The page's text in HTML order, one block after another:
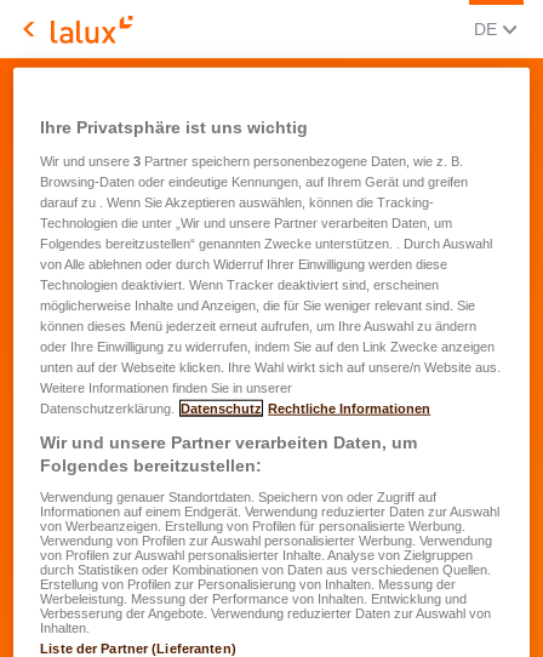
LALUX Assurances
DE
Danke
Ihre Privatsphäre ist uns wichtig
Wir und unsere3 Partner speichern personenbezogene Daten, wie z. B.
Browsing-Daten oder eindeutige Kennungen, auf Ihrem Gerät und greifen
darauf zu . Wenn Sie Akzeptieren auswählen, können die Tracking-
Technologien die unter „Wir und unsere Partner verarbeiten Daten, um
Folgendes bereitzustellen“ genannten Zwecke unterstützen. . Durch Auswahl
von Alle ablehnen oder durch Widerruf Ihrer Einwilligung werden diese
Technologien deaktiviert. Wenn Tracker deaktiviert sind, erscheinen
möglicherweise Inhalte und Anzeigen, die für Sie weniger relevant sind. Sie
können dieses Menü jederzeit erneut aufrufen, um Ihre Auswahl zu ändern
oder Ihre Einwilligung zu widerrufen, indem Sie auf den Link Zwecke anzeigen
unten auf der Webseite klicken. Ihre Wahl wirkt sich auf unsere/n Website aus.
Weitere Informationen finden Sie in unserer
Datenschutzerklärung.
Datenschutz Rechtliche Informationen
Wir und unsere Partner verarbeiten Daten, um
Folgendes bereitzustellen:
Verwendung genauer Standortdaten. Speichern von oder Zugriff auf
Informationen auf einem Endgerät. Verwendung reduzierter Daten zur Auswahl
von Werbeanzeigen. Erstellung von Profilen für personalisierte Werbung.
Verwendung von Profilen zur Auswahl personalisierter Werbung. Verwendung
von Profilen zur Auswahl personalisierter Inhalte. Analyse von Zielgruppen
durch Statistiken oder Kombinationen von Daten aus verschiedenen Quellen.
Erstellung von Profilen zur Personalisierung von Inhalten. Messung der
Werbeleistung. Messung der Performance von Inhalten. Entwicklung und
Verbesserung der Angebote. Verwendung reduzierter Daten zur Auswahl von
Inhalten.
Liste der Partner (Lieferanten)